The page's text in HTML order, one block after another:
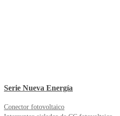
Serie Nueva Energía
Conector fotovoltaico